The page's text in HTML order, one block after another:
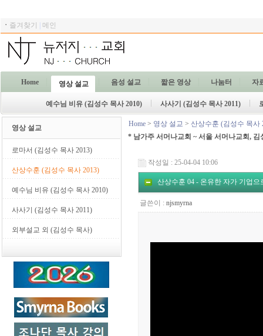
ㆍ 즐겨찾기 메인
Home 영상 설교 음성 설교 짧은 영상 나눔터 자
예수님 비유 (김성수 목사 2010) 사사기 (김성수 목사 2011)
영상 설교
로마서 (김성수 목사 2013)
산상수훈 (김성수 목사 2013)
예수님 비유 (김성수 목사 2010)
사사기 (김성수 목사 2011)
외부설교 외 (김성수 목사)
Home > 영상 설교 > 산상수훈 (김성수 목사
* 남가주 서머나교회 ~ 서울 서머나교회, 김
작성일 : 25-04-04 10:06
산상수훈 04 - 온유한 자가 기업으
글쓴이 : njsmyrna